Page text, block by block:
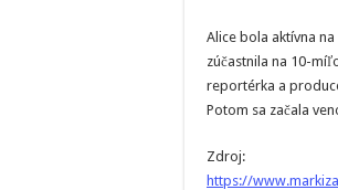
Alice bola aktívna
zúčastnila na 10-
reportérka a
Potom sa začala
Zdroj:
https://